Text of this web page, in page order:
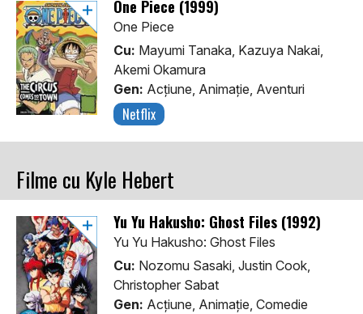
One Piece (1999)
One Piece
Cu: Mayumi Tanaka, Kazuya Nakai,
Akemi Okamura
Gen: Acţiune, Animaţie, Aventuri
Netflix
Filme cu Kyle Hebert
Yu Yu Hakusho: Ghost Files (1992)
Yu Yu Hakusho: Ghost Files
Cu: Nozomu Sasaki, Justin Cook,
Christopher Sabat
Gen: Acţiune, Animaţie, Comedie